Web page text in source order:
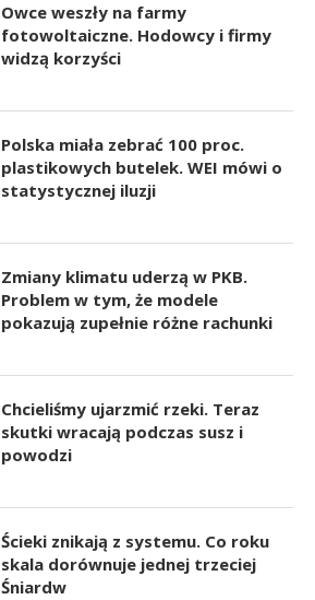
Owce weszły na farmy
fotowoltaiczne. Hodowcy i firmy
widzą korzyści
Polska miała zebrać 100 proc.
plastikowych butelek. WEI mówi o
statystycznej iluzji
Zmiany klimatu uderzą w PKB.
Problem w tym, że modele
pokazują zupełnie różne rachunki
Chcieliśmy ujarzmić rzeki. Teraz
skutki wracają podczas susz i
powodzi
Ścieki znikają z systemu. Co roku
skala dorównuje jednej trzeciej
Śniardw